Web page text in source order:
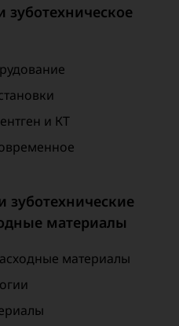
зуботехническое
и КТ
зуботехнические
материалы
материалы